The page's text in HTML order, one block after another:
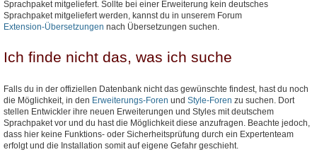
Sprachpaket mitgeliefert. Sollte bei einer Erweiterung kein deutsches
Sprachpaket mitgeliefert werden, kannst du in unserem Forum
Extension-Übersetzungen nach Übersetzungen suchen.
Ich finde nicht das, was ich suche
Falls du in der offiziellen Datenbank nicht das gewünschte findest, hast du noch
die Möglichkeit, in den Erweiterungs-Foren und Style-Foren zu suchen. Dort
stellen Entwickler ihre neuen Erweiterungen und Styles mit deutschem
Sprachpaket vor und du hast die Möglichkeit diese anzufragen. Beachte jedoch,
dass hier keine Funktions- oder Sicherheitsprüfung durch ein Expertenteam
erfolgt und die Installation somit auf eigene Gefahr geschieht.